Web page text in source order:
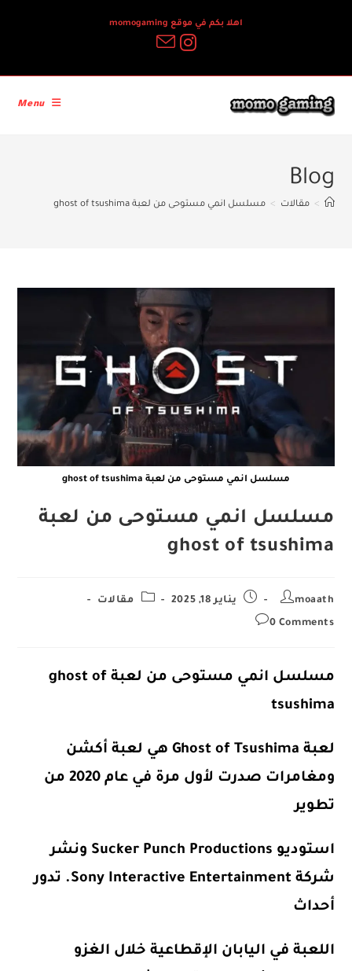
اهلا بكم في موقع momogaming
Menu
Blog
> مقالات > مسلسل انمي مستوحى من لعبة ghost of tsushima
مسلسل انمي مستوحى من لعبة ghost of tsushima
مسلسل انمي مستوحى من لعبة
ghost of tsushima
Post
moaath
Post يناير 18, 2025
Post مقالات
Post
0 Comments
مسلسل انمي مستوحى من لعبة ghost of
tsushima
لعبة Ghost of Tsushima هي لعبة أكشن
ومغامرات صدرت لأول مرة في عام 2020 من
تطوير
استوديو Sucker Punch Productions ونشر
شركةSony Interactive Entertainment. تدور
أحداث
اللعبة في اليابان الإقطاعية خلال الغزو